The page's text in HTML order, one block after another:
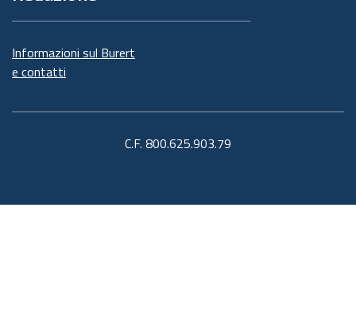
Informazioni sul Burert
e contatti
C.F. 800.625.903.79